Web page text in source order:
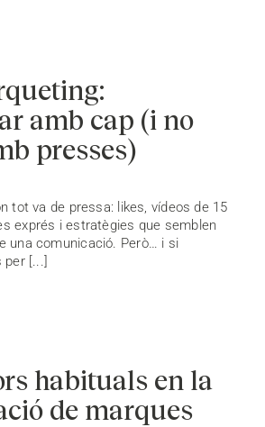
amb cap (i no
presses)
tot va de pressa: likes, vídeos de 15
exprés i estratègies que semblen
una comunicació. Però… i si
[...]
habituals en la
de marques